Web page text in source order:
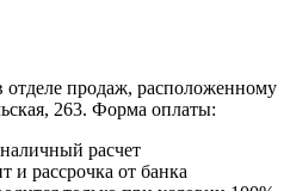
отделе продаж, расположенному
263. Форма оплаты:
расчет
и рассрочка от банка